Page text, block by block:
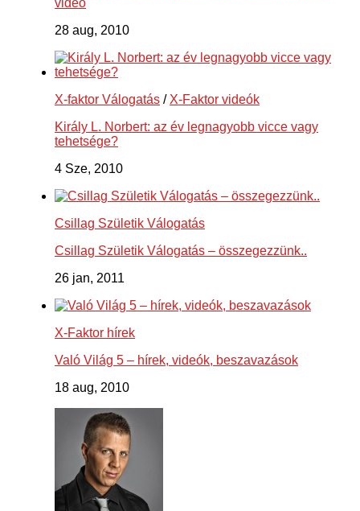
videó
28 aug, 2010
X-faktor Válogatás / X-Faktor videók
Király L. Norbert: az év legnagyobb vicce vagy
tehetsége?
4 Sze, 2010
Csillag Születik Válogatás
Csillag Születik Válogatás – összegezzünk..
26 jan, 2011
X-Faktor hírek
Való Világ 5 – hírek, videók, beszavazások
18 aug, 2010